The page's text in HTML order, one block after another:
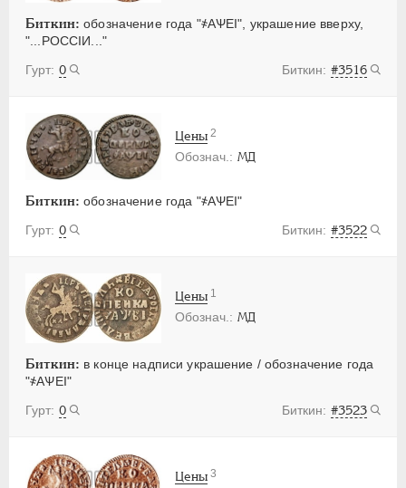
Биткин: обозначение года "҂АѰЕI", украшение вверху,
"...РОССIИ..."
0
#3516
МД
Биткин: обозначение года "҂АѰЕI"
0
#3522
Цены 2
МД
Биткин: в конце надписи украшение / обозначение года
"҂АѰЕI"
0
#3523
Цены 1
Цены 3